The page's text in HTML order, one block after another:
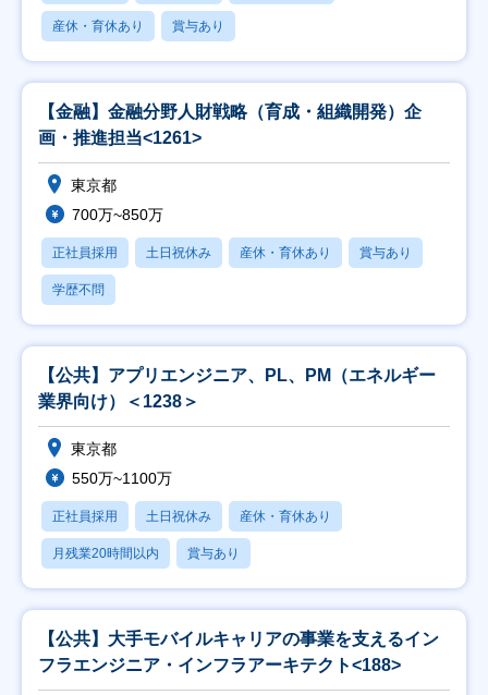
産休・育休あり 賞与あり
【金融】金融分野人財戦略（育成・組織開発）企
画・推進担当<1261>
東京都
700万~850万
正社員採用 土日祝休み 産休・育休あり 賞与あり
学歴不問
【公共】アプリエンジニア、PL、PM（エネルギー
業界向け）＜1238＞
東京都
550万~1100万
正社員採用 土日祝休み 産休・育休あり
月残業20時間以内 賞与あり
【公共】大手モバイルキャリアの事業を支えるイン
フラエンジニア・インフラアーキテクト<188>